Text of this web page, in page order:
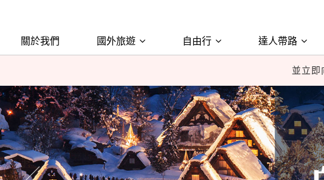
關於我們 國外旅遊 自由行 達人帶路
若接獲假冒盈達旅遊
並立即
若接獲假冒盈達旅遊
並立即